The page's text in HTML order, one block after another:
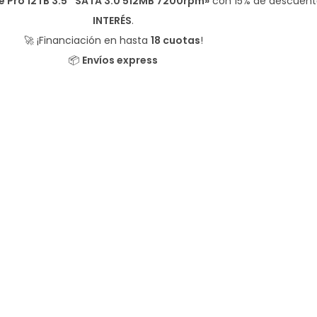
INTERÉS.
🚀 ¡Financiación en hasta 18 cuotas!
📦 Envíos express